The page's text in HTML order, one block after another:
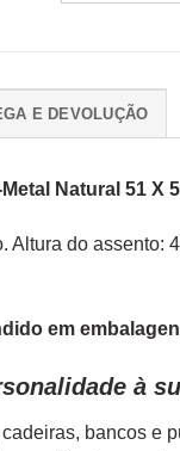
E DEVOLUÇÃO
Natural 51 X
Altura do
em
à
cadeiras, bancos e